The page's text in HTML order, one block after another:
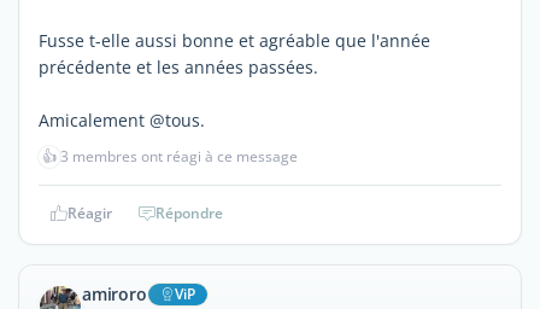
Fusse t-elle aussi bonne et agréable que l'année
précédente et les années passées.
Amicalement @tous.
👍3 membres ont réagi à ce message
Réagir Répondre
amiroro ViP